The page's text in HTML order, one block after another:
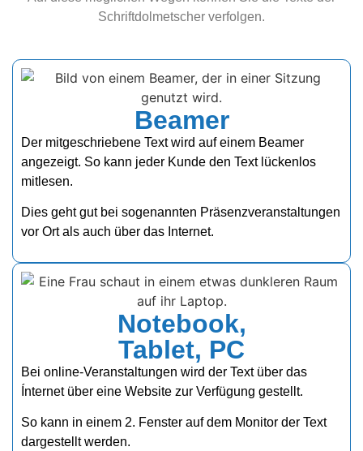
Schriftdolmetscher verfolgen.
Beamer
Der mitgeschriebene Text wird auf einem Beamer
angezeigt. So kann jeder Kunde den Text lückenlos
mitlesen.
Dies geht gut bei sogenannten Präsenzveranstaltungen
vor Ort als auch über das Internet.
Notebook,
Tablet, PC
Bei online-Veranstaltungen wird der Text über das
Ínternet über eine Website zur Verfügung gestellt.
So kann in einem 2. Fenster auf dem Monitor der Text
dargestellt werden.